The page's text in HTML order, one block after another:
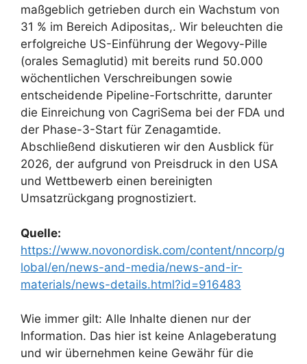
maßgeblich getrieben durch ein Wachstum von
31 % im Bereich Adipositas,. Wir beleuchten die
erfolgreiche US-Einführung der Wegovy-Pille
(orales Semaglutid) mit bereits rund 50.000
wöchentlichen Verschreibungen sowie
entscheidende Pipeline-Fortschritte, darunter
die Einreichung von CagriSema bei der FDA und
der Phase-3-Start für Zenagamtide.
Abschließend diskutieren wir den Ausblick für
2026, der aufgrund von Preisdruck in den USA
und Wettbewerb einen bereinigten
Umsatzrückgang prognostiziert.
Quelle:
https://www.novonordisk.com/content/nncorp/g
lobal/en/news-and-media/news-and-ir-
materials/news-details.html?id=916483
Wie immer gilt: Alle Inhalte dienen nur der
Information. Das hier ist keine Anlageberatung
und wir übernehmen keine Gewähr für die